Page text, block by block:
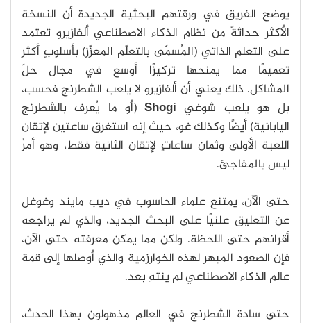
يوضح الفريق في ورقتهم البحثية الجديدة أن النسخة
الأكثر حداثةً من نظام الذكاء الاصطناعي ألفازيرو تعتمد
على التعلم الذاتي (المُسمّى بالتعلّم المعزّز) بأسلوبٍ أكثر
تعميمًا مما يمنحها تركيزًا أوسع في مجال حلّ
المشاكل. ذلك يعني أن ألفازيرو لا يلعب الشطرنج فحسب،
بل هو يلعب شوغي Shogi (أو ما يُعرف بالشطرنج
اليابانية) أيضًا وكذلك غو، حيث إنه استغرق ساعتين لإتقان
اللعبة الأولى وثمان ساعاتٍ لإتقان الثانية فقط، وهو أمرٌ
ليس بالمفاجئ.
حتى الآن، يمتنع علماء الحاسوب في ديب مايند وغوغل
عن التعليق علنيًا على البحث الجديد، والذي لم يراجعه
أقرانهم حتى اللحظة. ولكن مما يمكن معرفته حتى الآن،
فإن الصعود المبهر لهذه الخوارزمية والذي أوصلها إلى قمة
عالم الذكاء الاصطناعي لم ينتهِ بعد.
حتى سادة الشطرنج في العالم مذهولون بهذا الحدث،